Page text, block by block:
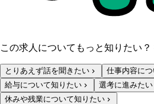
この求人についてもっと知りたい
とりあえず話を聞きたい
仕事内容に
給与について知りたい
選考に進みたい
休みや残業について知りたい